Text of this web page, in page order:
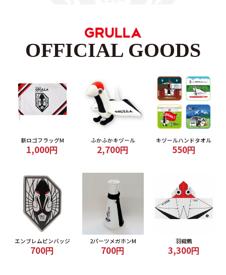
OFFICIAL GOODS
新ロゴフラッグM
1,000円
ふかふかキヅール
2,700円
キヅールハンドタオル
550円
エンブレムピンバッジ
700円
2パーツメガホンM
700円
羽織鶴
3,300円